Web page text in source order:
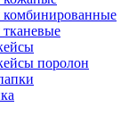
поролон